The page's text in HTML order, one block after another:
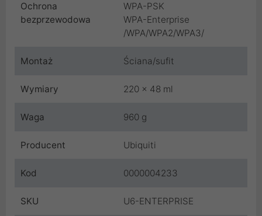
Ochrona
bezprzewodowa
WPA-PSK
WPA-Enterprise
/WPA/WPA2/WPA3/
Montaż Ściana/sufit
Wymiary 220 x 48 ml
Waga 960 g
Producent Ubiquiti
Kod 0000004233
SKU U6-ENTERPRISE